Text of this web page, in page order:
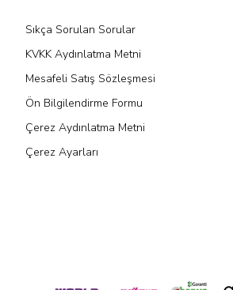
Sıkça Sorulan Sorular
KVKK Aydınlatma Metni
Mesafeli Satış Sözleşmesi
Ön Bilgilendirme Formu
Çerez Aydınlatma Metni
Çerez Ayarları